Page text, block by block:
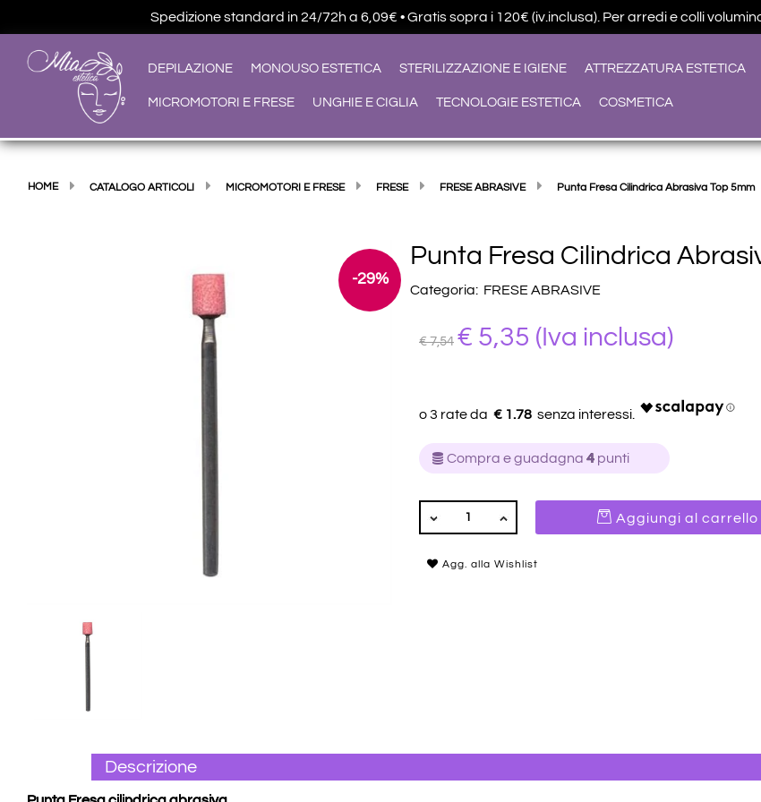
Spedizione standard in 24/72h a 6,09€ • Gratis sopra i 120€ (iv.inclusa). Per arredi e colli
DEPILAZIONE MONOUSO ESTETICA STERILIZZAZIONE E IGIENE ATTREZZATURA ESTETICA
MICROMOTORI E FRESE UNGHIE E CIGLIA TECNOLOGIE ESTETICA COSMETICA
HOME CATALOGO ARTICOLI MICROMOTORI E FRESE FRESE FRESE ABRASIVE Punta Fresa Cilindrica Abrasiva Top 5mm
-29%
Punta Fresa Cilindrica
Categoria: FRESE ABRASIVE
€ 7,54 € 5,35 (Iva inclusa)
€ 1.78
Compra e guadagna 4 punti
QUANTITÀ
Aggiungi al carrello
Agg. alla Wishlist
Descrizione